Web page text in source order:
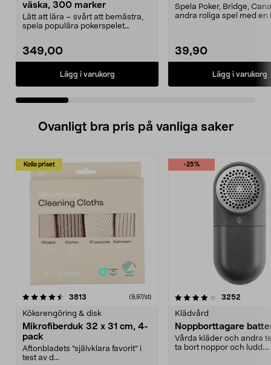
väska, 300 marker
Lätt att lära – svårt att bemästra,
spela populära pokerspelet
349,00
Lägg i varukorg
Spela Poker, Bridge,
andra roliga spel med en
39,90
Lägg i varukorg
Ovanligt bra pris på vanliga saker
Kolla priset
3813 (9,97/st)
Köksrengöring & disk
Mikrofiberduk 32 x 31 cm, 4-
pack
Aftonbladets "självklara favorit” i
test av d...
-25%
4.0av 5 stjärnor 3252
Klädvård
Noppborttagare
Vårda kläder och andra
ta bort noppor och ludd.
4.5av 5 stjärnor